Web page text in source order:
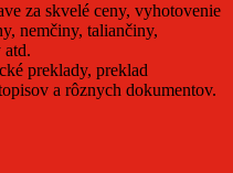
za skvelé ceny, vyhotovenie
nemčiny, taliančiny,
atd.
preklady, preklad
a rôznych dokumentov.